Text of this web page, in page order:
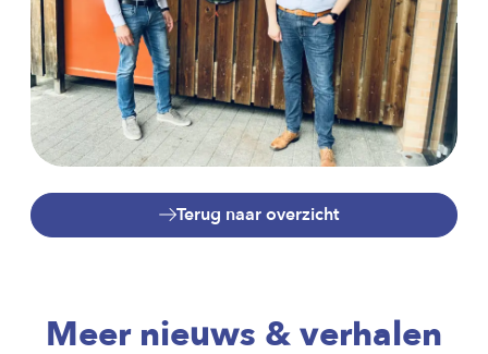
Terug naar overzicht
Meer nieuws & verhalen